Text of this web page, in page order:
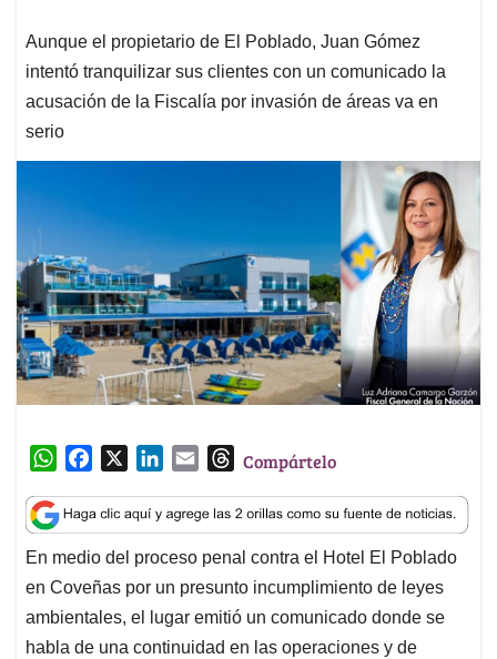
Aunque el propietario de El Poblado, Juan Gómez
intentó tranquilizar sus clientes con un comunicado la
acusación de la Fiscalía por invasión de áreas va en
serio
W
a
t
s
A
p
p
c
e
b
o
o
k
n
k
e
d
I
n
a
i
l
T
r
e
a
d
s
Compártelo
En medio del proceso penal contra el Hotel El Poblado
en Coveñas por un presunto incumplimiento de leyes
ambientales, el lugar emitió un comunicado donde se
habla de una continuidad en las operaciones y de